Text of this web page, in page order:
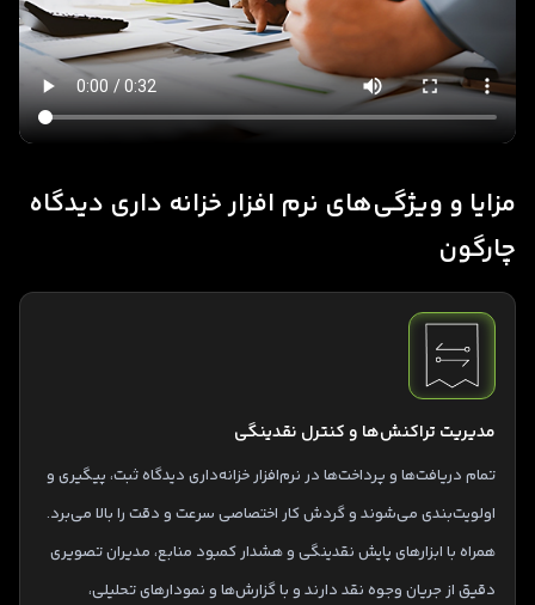
مزایا و ویژگی‌های نرم‌ افزار خزانه‌ داری دیدگاه
چارگون
مدیریت تراکنش‌ها و کنترل نقدینگی
تمام دریافت‌ها و پرداخت‌ها در نرم‌افزار خزانه‌داری دیدگاه ثبت، پیگیری و
اولویت‌بندی می‌شوند و گردش کار اختصاصی سرعت و دقت را بالا می‌برد.
همراه با ابزارهای پایش نقدینگی و هشدار کمبود منابع، مدیران تصویری
دقیق از جریان وجوه نقد دارند و با گزارش‌ها و نمودارهای تحلیلی،